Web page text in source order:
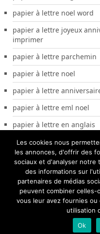
papier à lettre noel word
papier a lettre joyeux
imprimer
papier à lettre parchemin
papier à lettre noel
papier à lettre
papier à lettre eml noel
papier à lettre en anglais
Copyright © 2026.
Les cookies nous
les annonces, d'offrir des
sociaux et d'analyser notre
des informations sur
partenaires de médias
peuvent combiner celles-
vous leur avez fournies
utilisation
Ok